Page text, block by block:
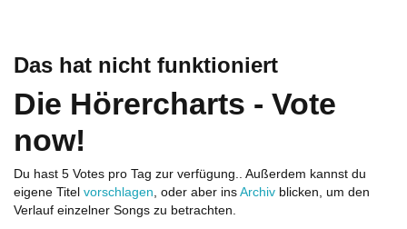
Das hat nicht funktioniert
Die Hörercharts - Vote
now!
Du hast 5 Votes pro Tag zur verfügung.. Außerdem kannst du
eigene Titel vorschlagen, oder aber ins Archiv blicken, um den
Verlauf einzelner Songs zu betrachten.